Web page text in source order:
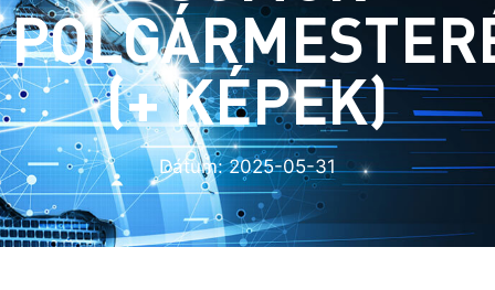
(+ KÉPEK)
Dátum:2025-05-31